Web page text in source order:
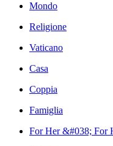
Mondo
Religione
Vaticano
Casa
Coppia
Famiglia
For Her &#038; For